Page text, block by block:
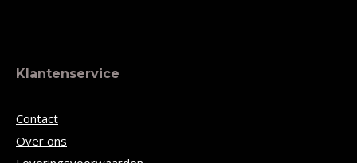
Klantenservice
Contact
Over ons